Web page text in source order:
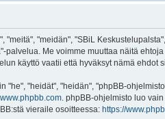
"meidän", "SBiL
Me voimme muuttaa näitä
käyttö vaatii että hyväksyt nämä ehdot
"heidät", "heidän", "phpBB-
www.phpbb.com. phpBB-ohjelmisto luo
vieraile osoitteessa: https://